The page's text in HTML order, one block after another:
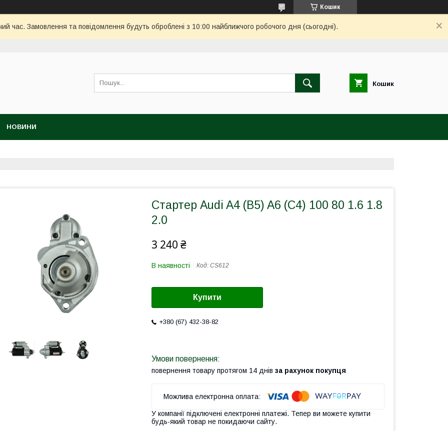
Кошик
час. Замовлення та повідомлення будуть оброблені з 10:00 найближчого робочого дня (сьогодні).
Кошик
НОВИНИ
Стартер Audi A4 (B5) A6 (C4) 100 80 1.6 1.8
2.0
3 240 ₴
В наявності Код: CS612
Купити
+380 (67) 432-38-82
повернення товару протягом 14 днів за рахунок покупця
У компанії підключені електронні платежі. Тепер ви можете купити
будь-який товар не покидаючи сайту.